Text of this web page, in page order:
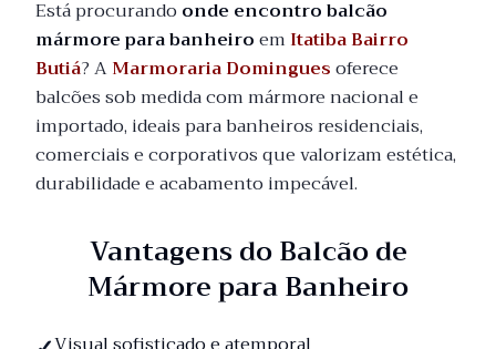
Está procurando onde encontro balcão
mármore para banheiroem Itatiba Bairro
Butiá? AMarmoraria Dominguesoferece
balcões sob medida com mármore nacional e
importado, ideais para banheiros residenciais,
comerciais e corporativos que valorizam estética,
durabilidade e acabamento impecável.
Vantagens do Balcão de
Mármore para Banheiro